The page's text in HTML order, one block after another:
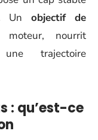
Un objectif de
nourrit
trajectoire
: qu’est-ce